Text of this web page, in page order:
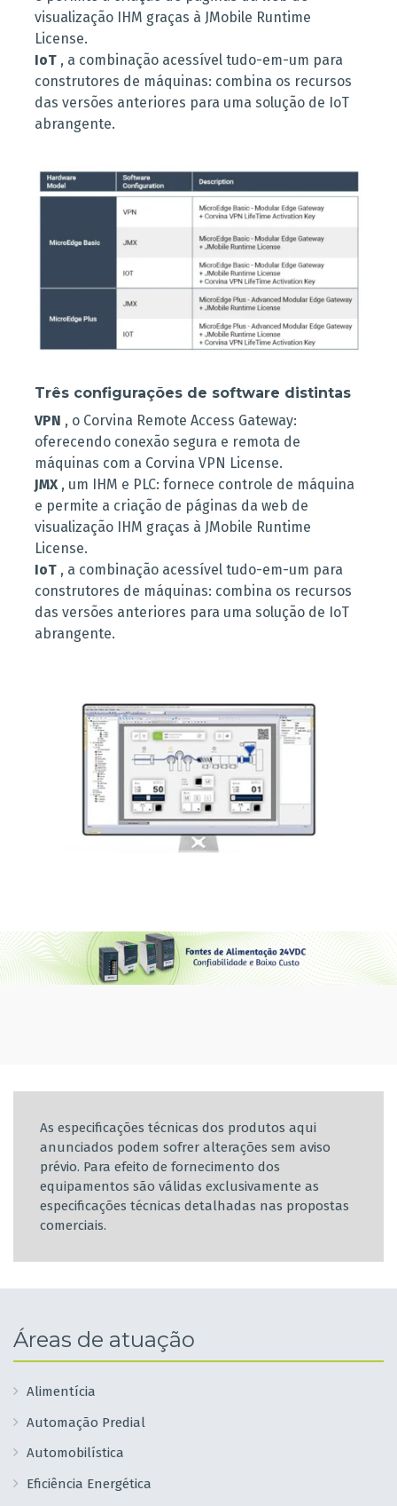
visualização IHM graças à JMobile Runtime
License.
IoT , a combinação acessível tudo-em-um para
construtores de máquinas: combina os recursos
das versões anteriores para uma solução de IoT
abrangente.
Três configurações de software distintas
VPN , o Corvina Remote Access Gateway:
oferecendo conexão segura e remota de
máquinas com a Corvina VPN License.
JMX , um IHM e PLC: fornece controle de máquina
e permite a criação de páginas da web de
visualização IHM graças à JMobile Runtime
License.
IoT , a combinação acessível tudo-em-um para
construtores de máquinas: combina os recursos
das versões anteriores para uma solução de IoT
abrangente.
As especificações técnicas dos produtos aqui
anunciados podem sofrer alterações sem aviso
prévio. Para efeito de fornecimento dos
equipamentos são válidas exclusivamente as
especificações técnicas detalhadas nas propostas
comerciais.
Áreas de atuação
Alimentícia
Automação Predial
Automobilística
Eficiência Energética